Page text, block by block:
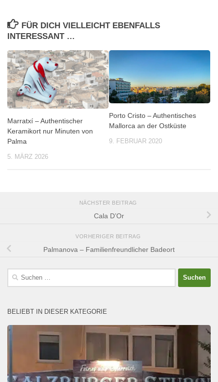
FÜR DICH VIELLEICHT EBENFALLS
INTERESSANT …
Marratxí – Authentischer
Keramikort nur Minuten von
Palma
5. MÄRZ 2026
Porto Cristo – Authentisches
Mallorca an der Ostküste
9. FEBRUAR 2020
NÄCHSTER BEITRAG
Cala D’Or
VORHERIGER BEITRAG
Palmanova – Familienfreundlicher Badeort
Suchen
BELIEBT IN DIESER KATEGORIE